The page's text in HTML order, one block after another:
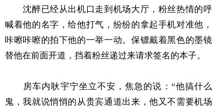
沈醉已经从出机口走到机场大厅，粉丝热情的呼
喊着他的名字，给他打气，纷纷的拿起手机对准他，
咔嚓咔嚓的拍下他的一举一动。保镖戴着黑色的墨镜
替他在前面开道，挡着粉丝递过来请求签名的本子。
房车内耿宇宁坐立不安，焦急的说：“他搞什么
鬼，我就说悄悄的从贵宾通道出来，他又不需要机场